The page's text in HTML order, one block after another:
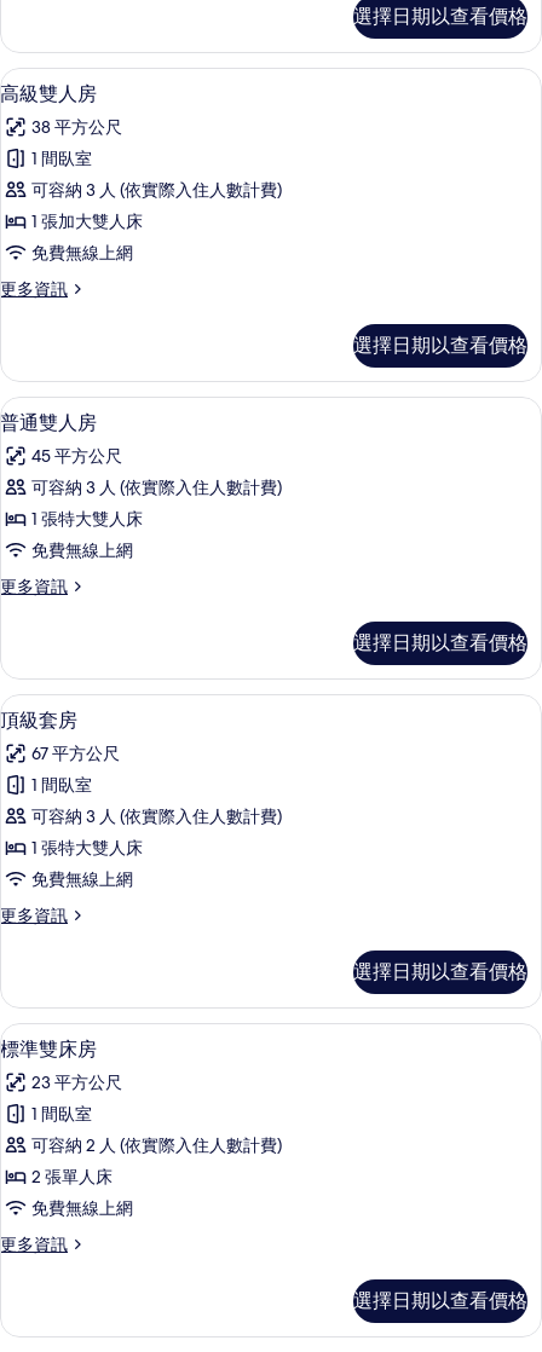
有
相
片
雙
人
房
詳
情
選擇日期以查看價格
顯
示
高
級
雙
人
房
的
有
相
片
迷你吧、客房內保險箱、書桌、筆電
6
高級雙人房
38 平方公尺
1 間臥室
可容納 3 人 (依實際入住人數計費)
1 張加大雙人床
免費無線上網
更多資訊
更
雙
人
房
的
詳
情
選擇日期以查看價格
顯
示
普
通
雙
人
房
所
有
相
片
普通雙人房 | 迷你吧、客房內保險箱
9
普通雙人房
45 平方公尺
可容納 3 人 (依實際入住人數計費)
1 張特大雙人床
免費無線上網
更多資訊
更
雙
人
房
的
詳
情
選擇日期以查看價格
顯
示
頂
級
套
房
的
所
相
片
頂級套房 | 迷你吧、客房內保險箱、
8
頂級套房
67 平方公尺
1 間臥室
可容納 3 人 (依實際入住人數計費)
1 張特大雙人床
免費無線上網
更多資訊
更
套
房
的
情
選擇日期以查看價格
顯
示
標
準
雙
床
房
的
有
標準雙床房 | 迷你吧、客房內保險箱
4
標準雙床房
23 平方公尺
1 間臥室
可容納 2 人 (依實際入住人數計費)
2 張單人床
免費無線上網
更多資訊
更
雙
選擇日期以查看價格